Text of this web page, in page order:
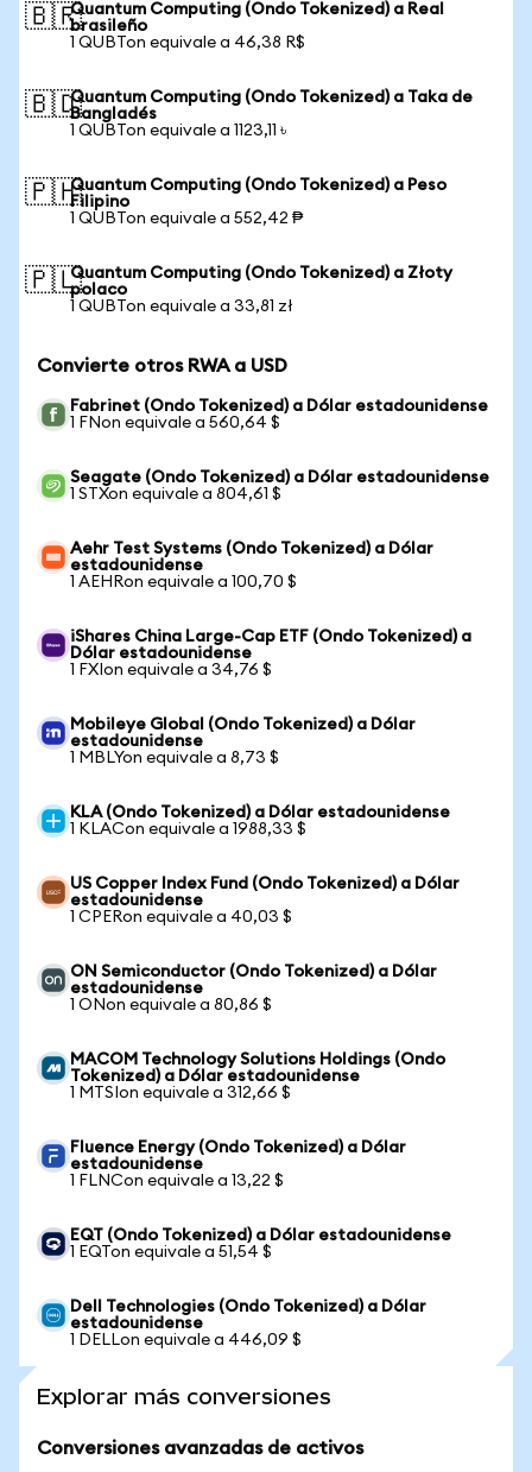
🇧🇷Quantum Computing (Ondo Tokenized) a Real
brasileño
1 QUBTon equivale a 46,38 R$
🇧🇩Quantum Computing (Ondo Tokenized) a Taka de
Bangladés
1 QUBTon equivale a 1123,11 ৳
🇵🇭Quantum Computing (Ondo Tokenized) a Peso
Filipino
1 QUBTon equivale a 552,42 ₱
🇵🇱Quantum Computing (Ondo Tokenized) a Złoty
polaco
1 QUBTon equivale a 33,81 zł
Convierte otros RWA a USD
Fabrinet (Ondo Tokenized) a Dólar estadounidense
1 FNon equivale a 560,64 $
Seagate (Ondo Tokenized) a Dólar estadounidense
1 STXon equivale a 804,61 $
Aehr Test Systems (Ondo Tokenized) a Dólar
estadounidense
1 AEHRon equivale a 100,70 $
iShares China Large-Cap ETF (Ondo Tokenized) a
Dólar estadounidense
1 FXIon equivale a 34,76 $
Mobileye Global (Ondo Tokenized) a Dólar
estadounidense
1 MBLYon equivale a 8,73 $
KLA (Ondo Tokenized) a Dólar estadounidense
1 KLACon equivale a 1988,33 $
US Copper Index Fund (Ondo Tokenized) a Dólar
estadounidense
1 CPERon equivale a 40,03 $
ON Semiconductor (Ondo Tokenized) a Dólar
estadounidense
1 ONon equivale a 80,86 $
MACOM Technology Solutions Holdings (Ondo
Tokenized) a Dólar estadounidense
1 MTSIon equivale a 312,66 $
Fluence Energy (Ondo Tokenized) a Dólar
estadounidense
1 FLNCon equivale a 13,22 $
EQT (Ondo Tokenized) a Dólar estadounidense
1 EQTon equivale a 51,54 $
Dell Technologies (Ondo Tokenized) a Dólar
estadounidense
1 DELLon equivale a 446,09 $
Explorar más conversiones
Conversiones avanzadas de activos